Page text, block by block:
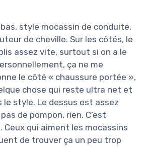
style mocassin de conduite,
de cheville. Sur les côtés, le
assez vite, surtout si on a le
ça ne me
le côté « chaussure portée »,
chose qui reste ultra net et
le style. Le dessus est assez
de pompon, rien. C’est
Ceux qui aiment les mocassins
de trouver ça un peu trop